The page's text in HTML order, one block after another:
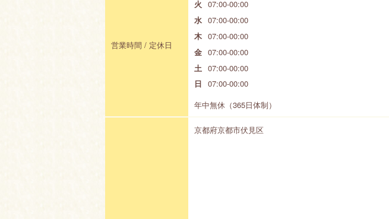
営業時間 / 定休日
火 07:00-00:00
水 07:00-00:00
木 07:00-00:00
金 07:00-00:00
土 07:00-00:00
日 07:00-00:00
年中無休（365日体制）
京都府京都市伏見区